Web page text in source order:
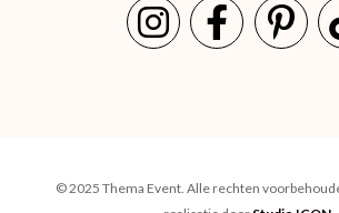
© 2025 Thema Event. Alle rechten